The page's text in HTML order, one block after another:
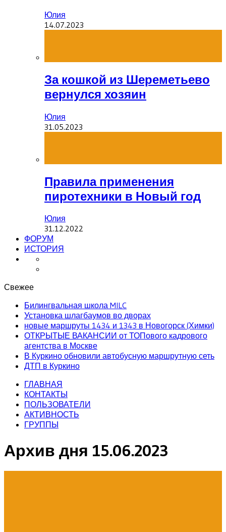
Юлия
14.07.2023
За кошкой из Шереметьево
вернулся хозяин
Юлия
31.05.2023
Правила применения
пиротехники в Новый год
Юлия
31.12.2022
ФОРУМ
ИСТОРИЯ
Свежее
Билингвальная школа MILC
Установка шлагбаумов во дворах
новые маршруты 1434 и 1343 в Новогорск (Химки)
ОТКРЫТЫЕ ВАКАНСИИ от ТОПового кадрового
агентства в Москве
В Куркино обновили автобусную маршрутную сеть
ДТП в Куркино
ГЛАВНАЯ
КОНТАКТЫ
ПОЛЬЗОВАТЕЛИ
АКТИВНОСТЬ
ГРУППЫ
Архив дня 15.06.2023